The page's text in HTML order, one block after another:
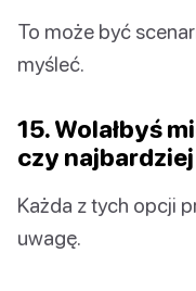
To może być
myśleć.
15. Wolałbyś
czy
Każda z tych opcji
uwagę.